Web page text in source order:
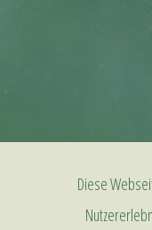
Diese